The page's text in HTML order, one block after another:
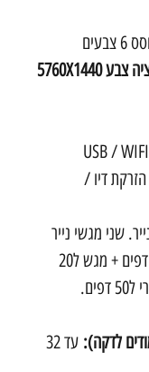
איכות הדפסה/רזולוציה צבע 5760X1440
USB /
הזרקת דיו /
שני מגשי נייר
בחזית (מגש ל100 דפים + מגש ל20
לדקה):
עד 32